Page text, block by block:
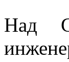
Над